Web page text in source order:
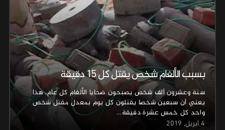
بسبب الألغام شخص يقتل كل 15 دقيقة
ستة وعشرون ألف شخص يصبحون ضحايا الألغام كل عام، هذا
يعني أن سبعين شخصا يقتلون كل يوم بمعدل مقتل شخص
واحد كل خمس عشرة دقيقة…
4 أبريل, 2019